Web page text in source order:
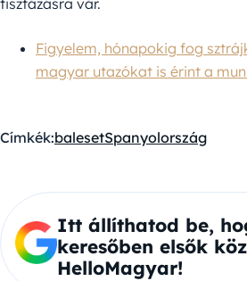
tisztázásra vár.
Figyelem, hónapokig fog
magyar utazókat is érint a
Címkék:balesetSpanyolország
Itt állíthatod be,
keresőben elsők
HelloMagyar!